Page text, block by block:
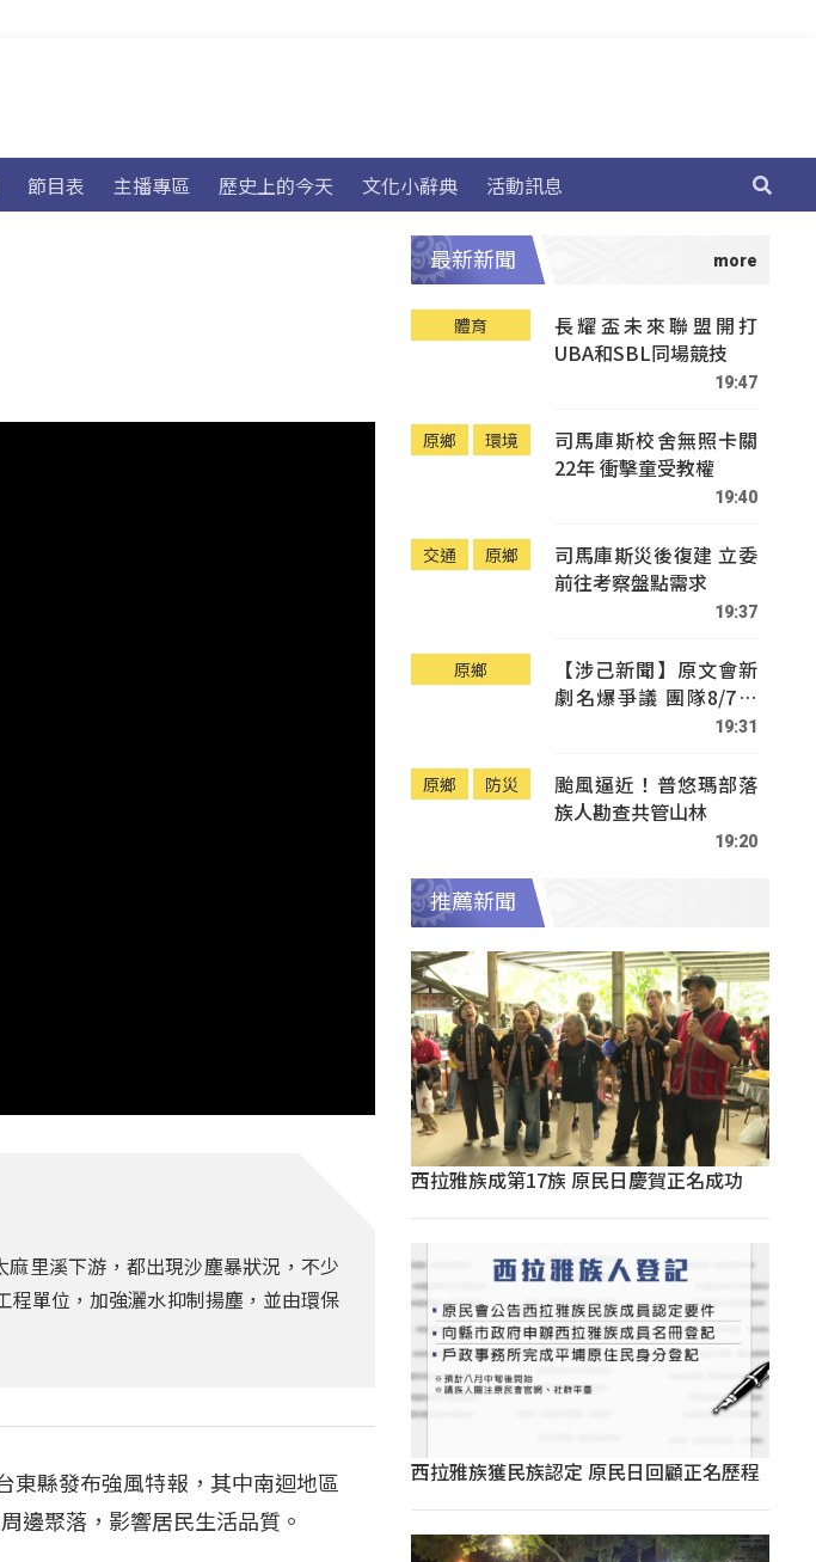
節目表 主播專區 歷史上的今天 文化小辭典 活動訊息
里溪下游，都出現沙塵暴狀況，不少
程單位，加強灑水抑制揚塵，並由環保
東縣發布強風特報，其中南迴地區
邊聚落，影響居民生活品質。
最新新聞
體育
長耀盃未來聯盟開打
UBA和SBL同場競技
19:47
原鄉 環境
司馬庫斯校舍無照卡關
22年 衝擊童受教權
19:40
交通 原鄉
司馬庫斯災後復建 立委
前往考察盤點需求
19:37
原鄉
【涉己新聞】原文會新
劇名爆爭議 團隊8/7赴
19:31
原鄉 防災
颱風逼近！普悠瑪部落
族人勘查共管山林
19:20
推薦新聞
西拉雅族成第17族 原民日慶賀正名成功
西拉雅族獲民族認定 原民日回顧正名歷程